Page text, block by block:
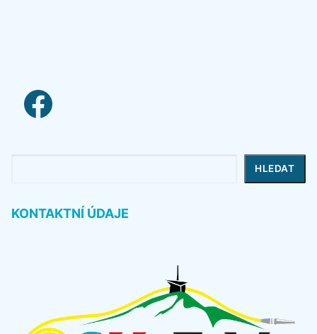
facebook link
HLEDAT
KONTAKTNÍ ÚDAJE